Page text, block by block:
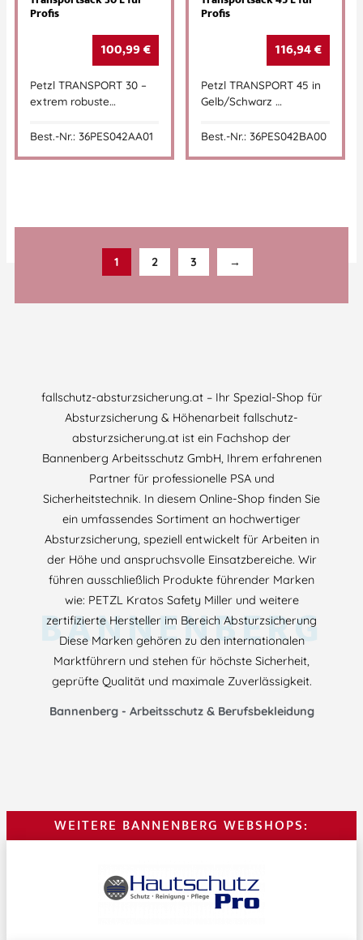
Profis
100,99€
Petzl TRANSPORT 30 –
extrem robuste…
Best.-Nr.: 36PES042AA01
Profis
116,94€
Petzl TRANSPORT 45 in
Gelb/Schwarz …
Best.-Nr.: 36PES042BA00
1 2 3 →
fallschutz-absturzsicherung.at – Ihr Spezial-Shop für
Absturzsicherung & Höhenarbeit fallschutz-
absturzsicherung.at ist ein Fachshop der
Bannenberg Arbeitsschutz GmbH, Ihrem erfahrenen
Partner für professionelle PSA und
Sicherheitstechnik. In diesem Online-Shop finden Sie
ein umfassendes Sortiment an hochwertiger
Absturzsicherung, speziell entwickelt für Arbeiten in
der Höhe und anspruchsvolle Einsatzbereiche. Wir
führen ausschließlich Produkte führender Marken
wie: PETZL Kratos Safety Miller und weitere
zertifizierte Hersteller im Bereich Absturzsicherung
Diese Marken gehören zu den internationalen
Marktführern und stehen für höchste Sicherheit,
geprüfte Qualität und maximale Zuverlässigkeit.
Bannenberg - Arbeitsschutz & Berufsbekleidung
BANNENBERG
WEITERE BANNENBERG WEBSHOPS: